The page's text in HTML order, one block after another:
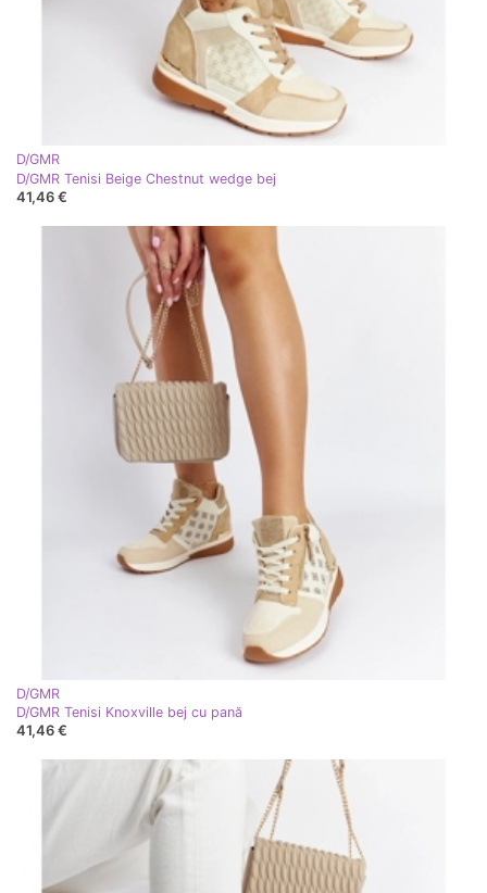
D/GMR
D/GMR Tenisi Beige Chestnut wedge bej
41,46 €
D/GMR
D/GMR Tenisi Knoxville bej cu pană
41,46 €